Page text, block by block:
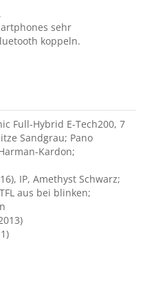
(trotz Bluetooth-
dafür?sehr
koppeln.
Full-Hybrid E-Tech200, 7
Sandgrau; Pano
Kardon;
IP, Amethyst Schwarz;
aus bei blinken;